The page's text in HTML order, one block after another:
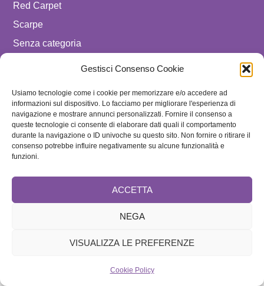
Gestisci Consenso Cookie
Usiamo tecnologie come i cookie per memorizzare e/o accedere ad
informazioni sul dispositivo. Lo facciamo per migliorare l'esperienza di
navigazione e mostrare annunci personalizzati. Fornire il consenso a
queste tecnologie ci consente di elaborare dati quali il comportamento
durante la navigazione o ID univoche su questo sito. Non fornire o ritirare il
consenso potrebbe influire negativamente su alcune funzionalità e
funzioni.
ACCETTA
NEGA
VISUALIZZA LE PREFERENZE
Cookie Policy
Red Carpet
Scarpe
Senza categoria
Tendenze
Uomo
SEGUICI SU